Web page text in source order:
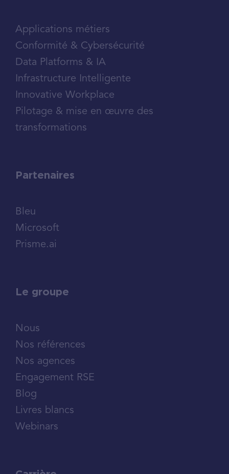
Applications métiers
Conformité & Cybersécurité
Data Platforms & IA
Infrastructure Intelligente
Innovative Workplace
Pilotage & mise en œuvre des
transformations
Partenaires
Bleu
Microsoft
Prisme.ai
Le groupe
Nous
Nos références
Nos agences
Engagement RSE
Blog
Livres blancs
Webinars